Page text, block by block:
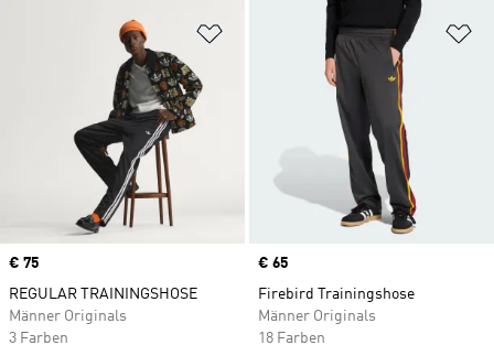
Zur Wunschliste hinzufügen
Price
€ 75
REGULAR TRAININGSHOSE
Männer Originals
3 Farben
Price
€ 65
Firebird Trainingshose
Männer Originals
18 Farben